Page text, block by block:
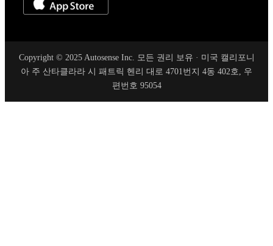
Copyright © 2025 Autosense Inc. 모든 권리 보유 · 미국 캘리포니
아 주 산타클라라 시 패트릭 헨리 대로 4701번지 4동 402호, 우
편번호 95054